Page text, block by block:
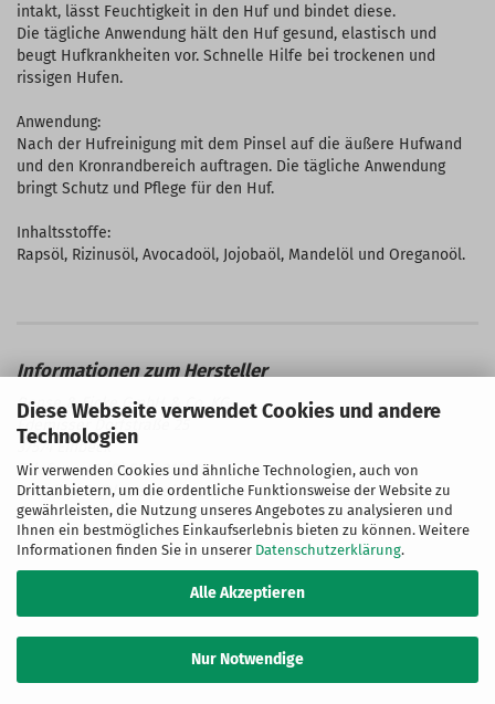
Diese Webseite verwendet Cookies und andere
Technologien
Wir verwenden Cookies und ähnliche Technologien, auch von
Drittanbietern, um die ordentliche Funktionsweise der Website zu
gewährleisten, die Nutzung unseres Angebotes zu analysieren und
Ihnen ein bestmögliches Einkaufserlebnis bieten zu können. Weitere
Informationen finden Sie in unserer Datenschutzerklärung.
Alle Akzeptieren
Nur Notwendige
intakt, lässt Feuchtigkeit in den Huf und bindet diese.
Die tägliche Anwendung hält den Huf gesund, elastisch und
beugt Hufkrankheiten vor. Schnelle Hilfe bei trockenen und
rissigen Hufen.
Anwendung:
Nach der Hufreinigung mit dem Pinsel auf die äußere Hufwand
und den Kronrandbereich auftragen. Die tägliche Anwendung
bringt Schutz und Pflege für den Huf.
Inhaltsstoffe:
Rapsöl, Rizinusöl, Avocadoöl, Jojobaöl, Mandelöl und Oreganoöl.
Bense & Eicke GmbH & Co. KG
Edemisser Dorfstraße 25
37574 Einbeck
Telefon: +49 (0) 5561 319990
E-Mail: info@bense-eicke.de